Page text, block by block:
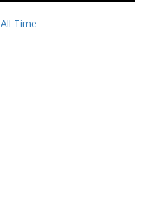
All Time